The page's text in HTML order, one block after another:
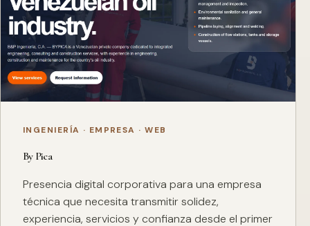
INGENIERÍA · EMPRESA · WEB
By Pica
Presencia digital corporativa para una empresa
técnica que necesita transmitir solidez,
experiencia, servicios y confianza desde el primer